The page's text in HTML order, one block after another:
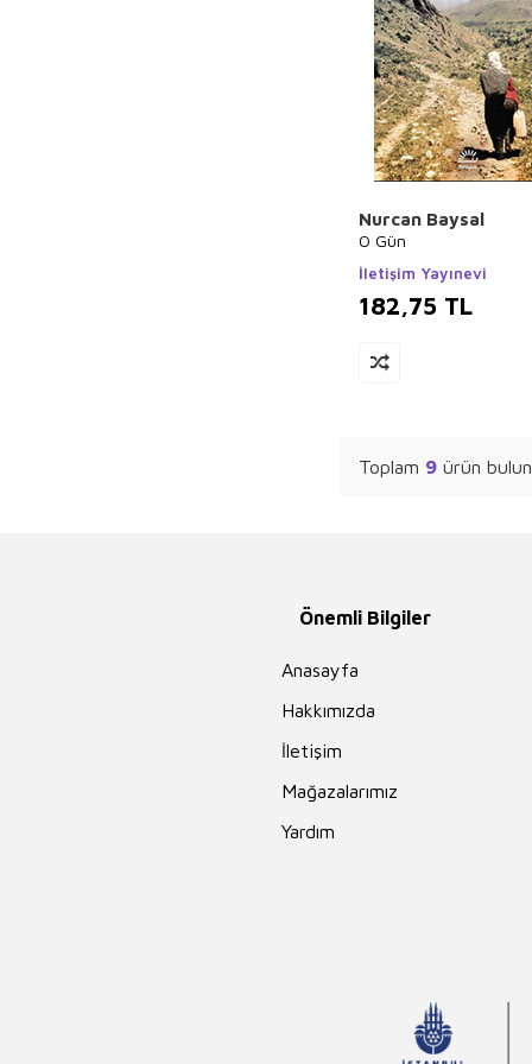
Nurcan Baysal
O Gün
İletişim Yayınevi
182,75 TL
Toplam 9 ürün
Önemli Bilgiler
Anasayfa
Hakkımızda
İletişim
Mağazalarımız
Yardım